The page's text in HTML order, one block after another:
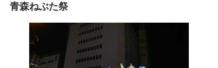
青森ねぶた祭